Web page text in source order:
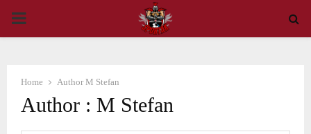
PRIMARY
Home Author M Stefan
Author : M Stefan